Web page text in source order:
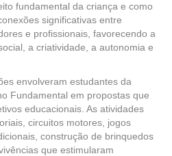
fundamental da criança e como
significativas entre
e profissionais, favorecendo a
a criatividade, a autonomia e
envolveram estudantes da
Fundamental em propostas que
educacionais. As atividades
circuitos motores, jogos
construção de brinquedos
que estimularam